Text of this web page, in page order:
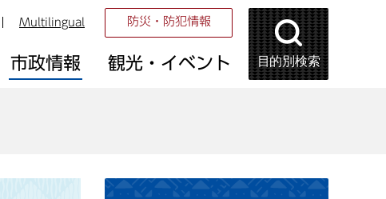
Multilingual 防災・防犯情報
市政情報 観光・イベント 目的別検索